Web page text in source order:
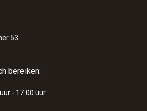
53
bereiken:
- 17:00 uur